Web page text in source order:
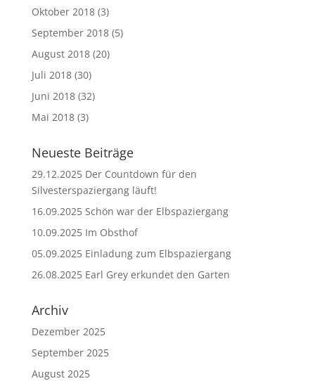
Oktober 2018(3)
September 2018(5)
August 2018(20)
Juli 2018(30)
Juni 2018(32)
Mai 2018(3)
Neueste Beiträge
29.12.2025 Der Countdown für den
Silvesterspaziergang läuft!
16.09.2025 Schön war der Elbspaziergang
10.09.2025 Im Obsthof
05.09.2025 Einladung zum Elbspaziergang
26.08.2025 Earl Grey erkundet den Garten
Archiv
Dezember 2025
September 2025
August 2025